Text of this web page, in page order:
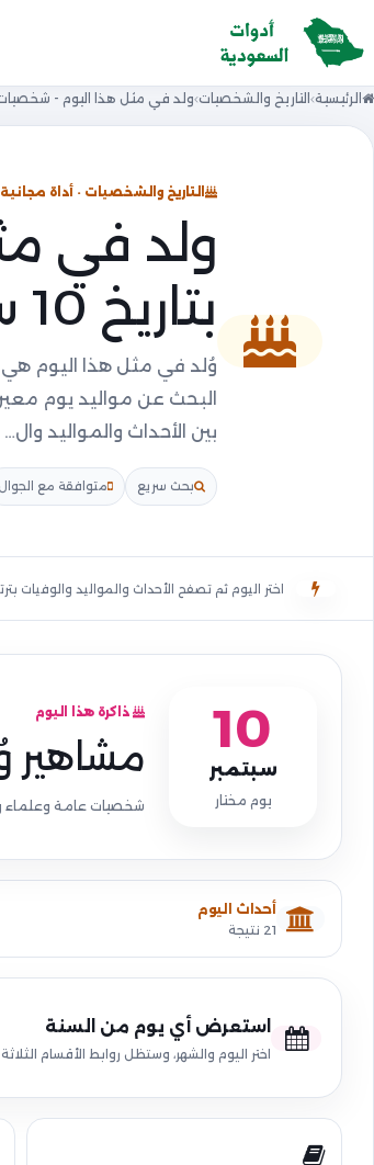
الرئيسية التاريخ والشخصيات ولد في مثل هذا اليوم - شخصيات وُلدت
التاريخ والشخصيات · أداة
ولد في
بتاريخ 10 سبتمبر
وُلد في مثل هذا اليوم
بين الأحداث والمواليد وال…
بحث سريع متوافقة مع الجوال
اختر اليوم ثم تصفح الأحداث والمواليد والوفيات
10
سبتمبر
يوم مختار
ذاكرة هذا اليوم
مشاهير
شخصيات عامة وعلماء
أحداث اليوم
21 نتيجة
استعرض أي يوم من السنة
اختر اليوم والشهر، وستظل روابط الأقسام